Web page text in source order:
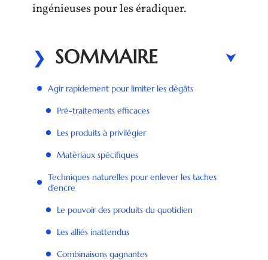
ingénieuses pour les éradiquer.
SOMMAIRE
Agir rapidement pour limiter les dégâts
Pré-traitements efficaces
Les produits à privilégier
Matériaux spécifiques
Techniques naturelles pour enlever les taches
d’encre
Le pouvoir des produits du quotidien
Les alliés inattendus
Combinaisons gagnantes